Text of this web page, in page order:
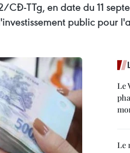
CĐ-TTg, en date du 11
public pour
Le
Le